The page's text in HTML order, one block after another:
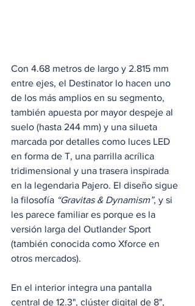
Con 4.68 metros de largo y 2.815 mm
entre ejes, el Destinator lo hacen uno
de los más amplios en su segmento,
también apuesta por mayor despeje al
suelo (hasta 244 mm) y una silueta
marcada por detalles como luces LED
en forma de T, una parrilla acrílica
tridimensional y una trasera inspirada
en la legendaria Pajero. El diseño sigue
la filosofía “Gravitas & Dynamism”, y si
les parece familiar es porque es la
versión larga del Outlander Sport
(también conocida como Xforce en
otros mercados).
En el interior integra una pantalla
central de 12.3", clúster digital de 8",